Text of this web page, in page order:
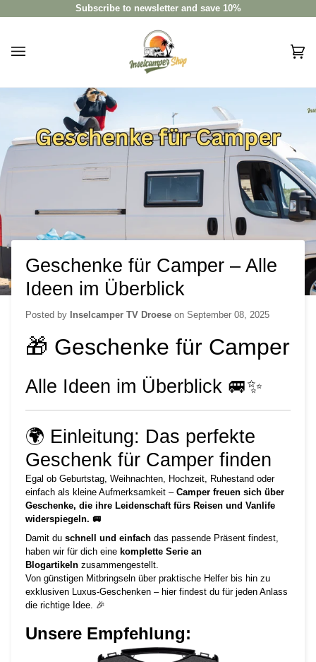
to
Subscribe to newsletter and save 10%
(0)
Geschenke für Camper – Alle
Ideen im Überblick
Posted by Inselcamper TV Droese on September 08, 2025
🎁 Geschenke für Camper
Alle Ideen im Überblick 🚐✨
🌍 Einleitung: Das perfekte
Geschenk für Camper finden
Egal ob Geburtstag, Weihnachten, Hochzeit, Ruhestand oder
einfach als kleine Aufmerksamkeit – Camper freuen sich über
Geschenke, die ihre Leidenschaft fürs Reisen und Vanlife
widerspiegeln. 🚐
Damit du schnell und einfach das passende Präsent findest,
haben wir für dich eine komplette Serie an
Blogartikeln zusammengestellt.
Von günstigen Mitbringseln über praktische Helfer bis hin zu
exklusiven Luxus-Geschenken – hier findest du für jeden Anlass
die richtige Idee. 🎉
Unsere Empfehlung: